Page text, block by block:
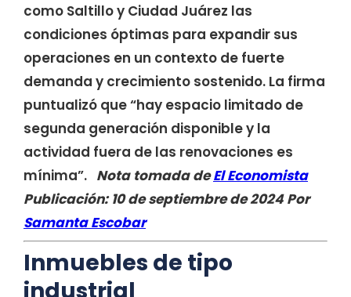
como Saltillo y Ciudad Juárez las
condiciones óptimas para expandir sus
operaciones en un contexto de fuerte
demanda y crecimiento sostenido. La firma
puntualizó que “hay espacio limitado de
segunda generación disponible y la
actividad fuera de las renovaciones es
mínima”. Nota tomada deEl Economista
Publicación: 10 de septiembre de 2024 Por
Samanta Escobar
Inmuebles de tipo
industrial